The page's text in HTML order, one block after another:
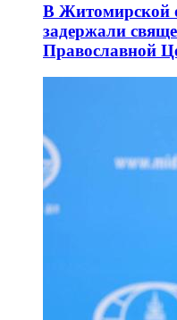
В Житомирской
задержали
Православной